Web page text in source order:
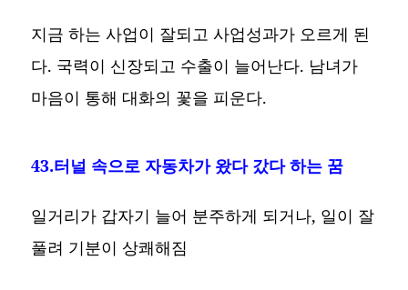
지금 하는 사업이 잘되고 사업성과가 오르게 된
다. 국력이 신장되고 수출이 늘어난다. 남녀가
마음이 통해 대화의 꽃을 피운다.
43.터널 속으로 자동차가 왔다 갔다 하는 꿈
일거리가 갑자기 늘어 분주하게 되거나, 일이 잘
풀려 기분이 상쾌해짐